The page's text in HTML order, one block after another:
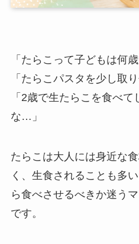
「たらこって子どもは何
「たらこパスタを少し取
「2歳で生たらこを食べ
な…」
たらこは大人には身近な
く、生食されることも多
ら食べさせるべきか迷う
です。